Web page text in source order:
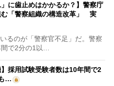
」に歯止めはかかるか？】警察庁
む「警察組織の構造改革」 実
るのが「警察官不足」だ。警察
で2分の1以…
採用試験受験者数は10年間で2
…